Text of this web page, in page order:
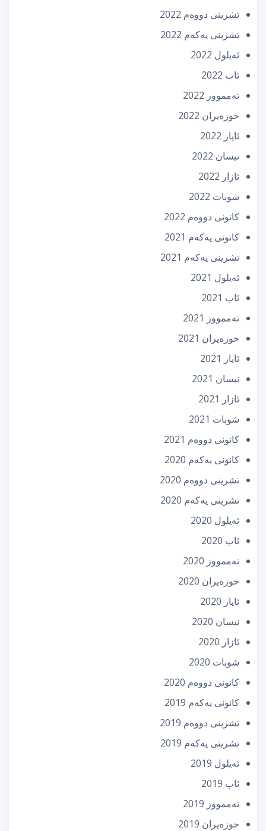
تشرینی دووه‌م 2022
تشرینی یه‌كه‌م 2022
ئه‌یلول 2022
ئاب 2022
تەممووز 2022
حوزه‌یران 2022
ئایار 2022
نیسان 2022
ئازار 2022
شوبات 2022
كانونی دووه‌م 2022
كانونی یه‌كه‌م 2021
تشرینی یه‌كه‌م 2021
ئه‌یلول 2021
ئاب 2021
تەممووز 2021
حوزه‌یران 2021
ئایار 2021
نیسان 2021
ئازار 2021
شوبات 2021
كانونی دووه‌م 2021
كانونی یه‌كه‌م 2020
تشرینی دووه‌م 2020
تشرینی یه‌كه‌م 2020
ئه‌یلول 2020
ئاب 2020
تەممووز 2020
حوزه‌یران 2020
ئایار 2020
نیسان 2020
ئازار 2020
شوبات 2020
كانونی دووه‌م 2020
كانونی یه‌كه‌م 2019
تشرینی دووه‌م 2019
تشرینی یه‌كه‌م 2019
ئه‌یلول 2019
ئاب 2019
تەممووز 2019
حوزه‌یران 2019